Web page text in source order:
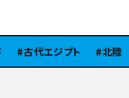
古代エジプト 北陸